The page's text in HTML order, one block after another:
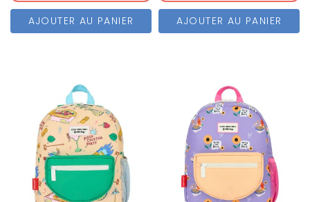
AJOUTER AU PANIER AJOUTER AU PANIER